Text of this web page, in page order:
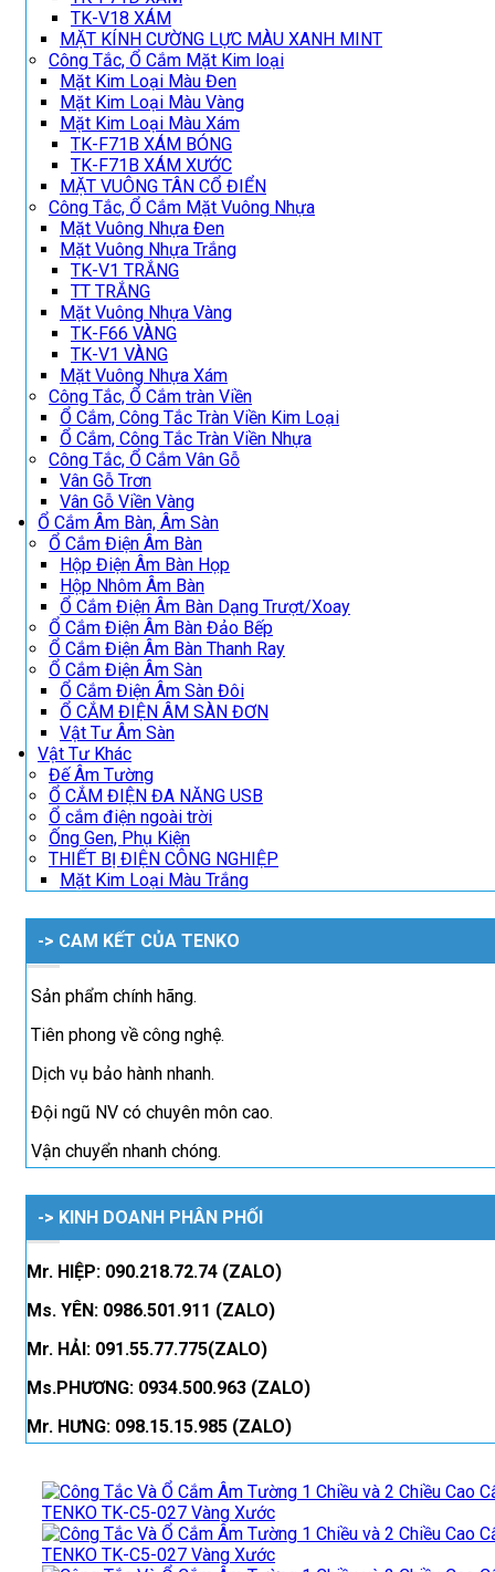
TK-V18 XÁM
MẶT KÍNH CƯỜNG LỰC MÀU XANH MINT
Công Tắc, Ổ Cắm Mặt Kim loại
Mặt Kim Loại Màu Đen
Mặt Kim Loại Màu Vàng
Mặt Kim Loại Màu Xám
TK-F71B XÁM BÓNG
TK-F71B XÁM XƯỚC
MẶT VUÔNG TÂN CỔ ĐIỂN
Công Tắc, Ổ Cắm Mặt Vuông Nhựa
Mặt Vuông Nhựa Đen
Mặt Vuông Nhựa Trắng
TK-V1 TRẮNG
TT TRẮNG
Mặt Vuông Nhựa Vàng
TK-F66 VÀNG
TK-V1 VÀNG
Mặt Vuông Nhựa Xám
Công Tắc, Ổ Cắm tràn Viền
Ổ Cắm, Công Tắc Tràn Viền Kim Loại
Ổ Cắm, Công Tắc Tràn Viền Nhựa
Công Tắc, Ổ Cắm Vân Gỗ
Vân Gỗ Trơn
Vân Gỗ Viền Vàng
Ổ Cắm Âm Bàn, Âm Sàn
Ổ Cắm Điện Âm Bàn
Hộp Điện Âm Bàn Họp
Hộp Nhôm Âm Bàn
Ổ Cắm Điện Âm Bàn Dạng Trượt/Xoay
Ổ Cắm Điện Âm Bàn Đảo Bếp
Ổ Cắm Điện Âm Bàn Thanh Ray
Ổ Cắm Điện Âm Sàn
Ổ Cắm Điện Âm Sàn Đôi
Ổ CẮM ĐIỆN ÂM SÀN ĐƠN
Vật Tư Âm Sàn
Vật Tư Khác
Đế Âm Tường
Ổ CẮM ĐIỆN ĐA NĂNG USB
Ổ cắm điện ngoài trời
Ống Gen, Phụ Kiện
THIẾT BỊ ĐIỆN CÔNG NGHIỆP
Mặt Kim Loại Màu Trắng
-> CAM KẾT CỦA TENKO
Sản phẩm chính hãng.
Tiên phong về công nghệ.
Dịch vụ bảo hành nhanh.
Đội ngũ NV có chuyên môn cao.
Vận chuyển nhanh chóng.
-> KINH DOANH PHÂN PHỐI
Mr. HIỆP: 090.218.72.74 (ZALO)
Ms. YÊN: 0986.501.911 (ZALO)
Mr. HẢI: 091.55.77.775(ZALO)
Ms.PHƯƠNG: 0934.500.963 (ZALO)
Mr. HƯNG: 098.15.15.985 (ZALO)